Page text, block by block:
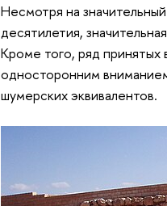
Несмотря на
десятилетия,
Кроме того, ряд принятых
односторонним
шумерских эквивалентов.